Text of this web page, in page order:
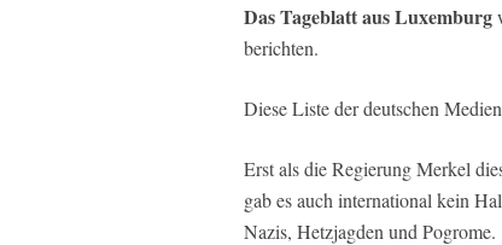
Das Tageblatt aus Luxemburg
berichten.
Diese Liste der deutschen
Erst als die Regierung Merkel
gab es auch international kein
Nazis, Hetzjagden und Pogrome.